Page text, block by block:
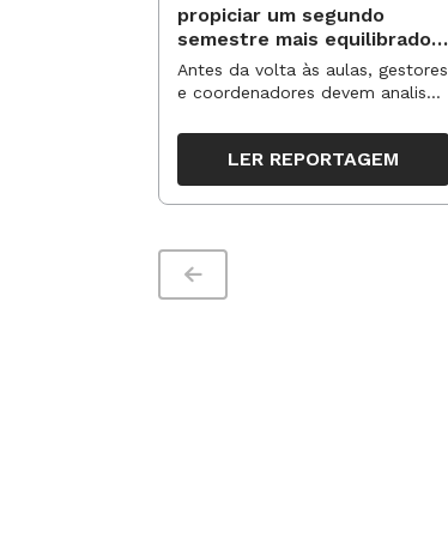
propiciar um segundo
semestre mais equilibrado
para os professores?
Antes da volta às aulas, gestores
e coordenadores devem analisar
organizar ações para orientar o
trabalho pedagógico ao longo
do período
LER REPORTAGEM